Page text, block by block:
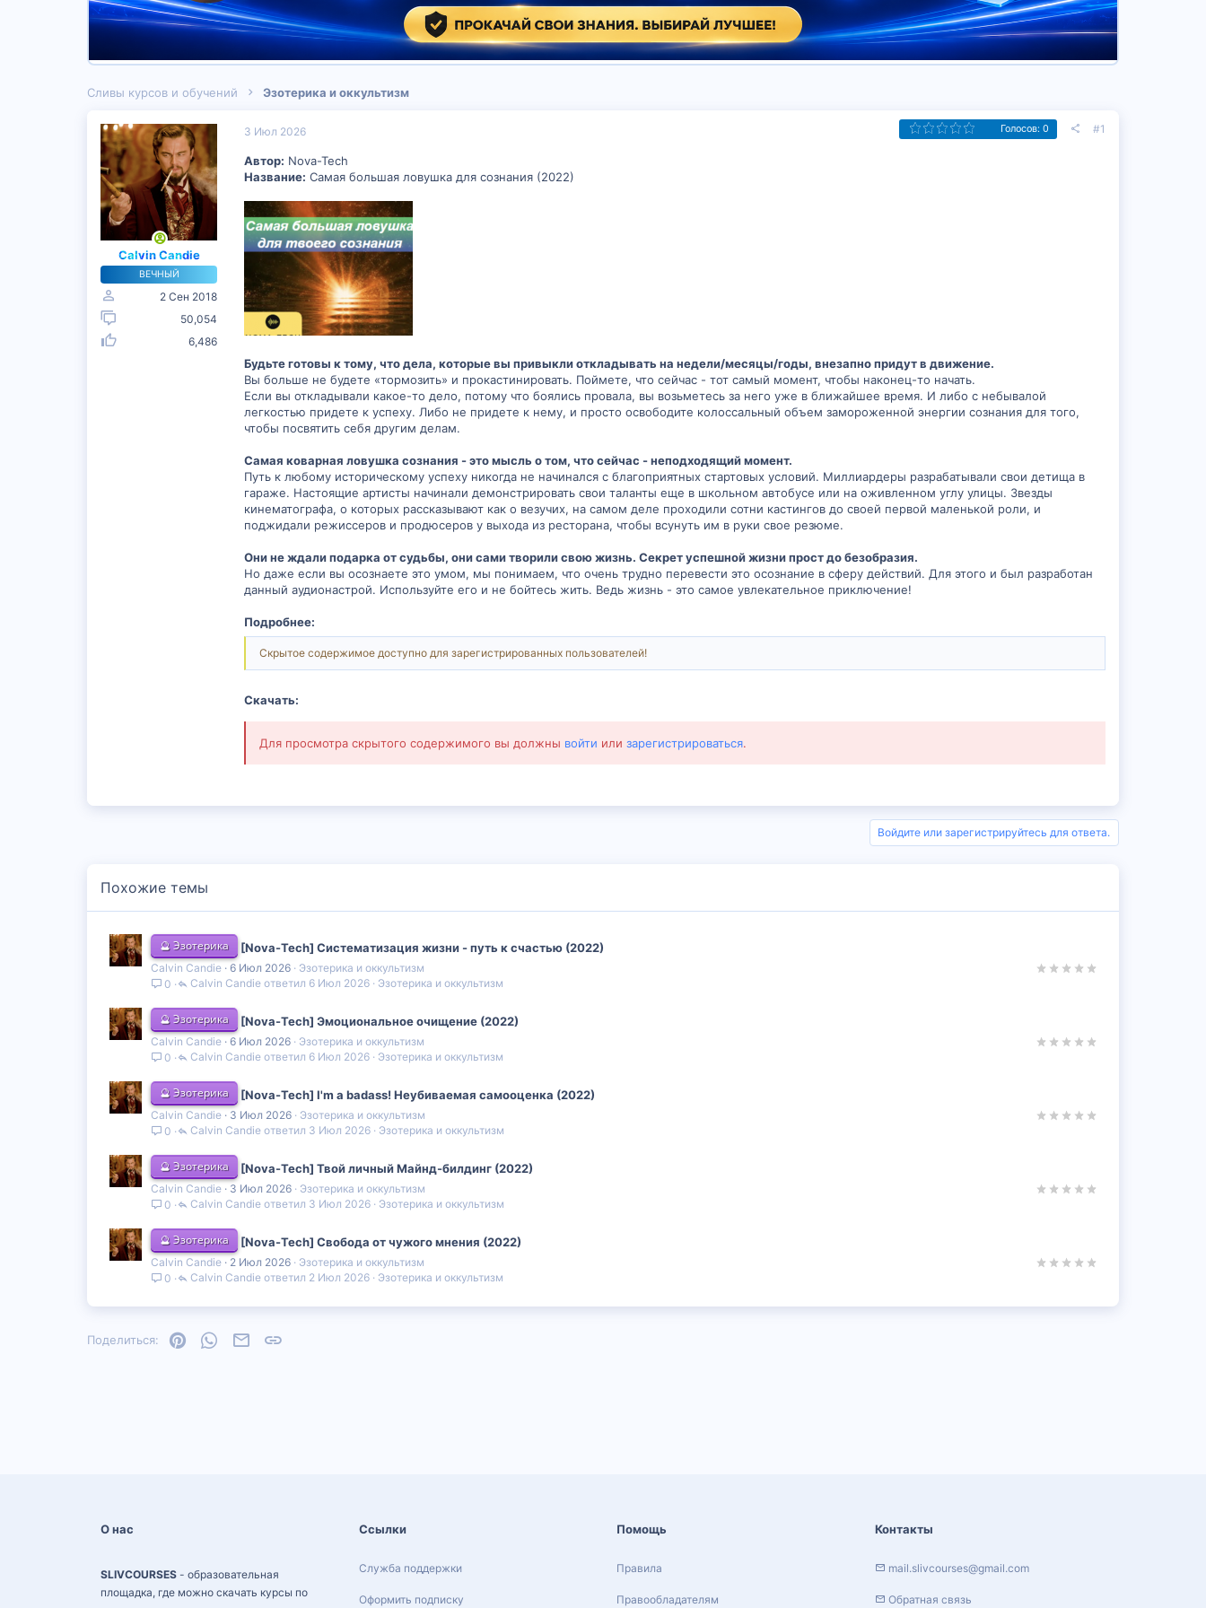
Сливы курсов и обучений Эзотерика и оккультизм
Calvin Candie
ВЕЧНЫЙ
2 Сен 2018
50,054
6,486
3 Июл 2026 Голосов: 0 #1
Автор: Nova-Tech
Название: Самая большая ловушка для сознания (2022)
Будьте готовы к тому, что дела, которые вы привыкли откладывать на недели/месяцы/годы, внезапно придут в движение.
Вы больше не будете «тормозить» и прокастинировать. Поймете, что сейчас - тот самый момент, чтобы наконец-то начать.
Если вы откладывали какое-то дело, потому что боялись провала, вы возьметесь за него уже в ближайшее время. И либо с небывалой
легкостью придете к успеху. Либо не придете к нему, и просто освободите колоссальный объем замороженной энергии сознания для того,
чтобы посвятить себя другим делам.
Самая коварная ловушка сознания - это мысль о том, что сейчас - неподходящий момент.
Путь к любому историческому успеху никогда не начинался с благоприятных стартовых условий. Миллиардеры разрабатывали свои детища в
гараже. Настоящие артисты начинали демонстрировать свои таланты еще в школьном автобусе или на оживленном углу улицы. Звезды
кинематографа, о которых рассказывают как о везучих, на самом деле проходили сотни кастингов до своей первой маленькой роли, и
поджидали режиссеров и продюсеров у выхода из ресторана, чтобы всунуть им в руки свое резюме.
Они не ждали подарка от судьбы, они сами творили свою жизнь. Секрет успешной жизни прост до безобразия.
Но даже если вы осознаете это умом, мы понимаем, что очень трудно перевести это осознание в сферу действий. Для этого и был разработан
данный аудионастрой. Используйте его и не бойтесь жить. Ведь жизнь - это самое увлекательное приключение!
Подробнее:
Скрытое содержимое доступно для зарегистрированных пользователей!
Скачать:
Для просмотра скрытого содержимого вы должны войти или зарегистрироваться.
Войдите или зарегистрируйтесь для ответа.
Похожие темы
🔮 Эзотерика [Nova-Tech] Систематизация жизни - путь к счастью (2022)
Calvin Candie 6 Июл 2026
Эзотерика и оккультизм
0
Эзотерика и оккультизм
6 Июл 2026
Calvin Candie
🔮 Эзотерика [Nova-Tech] Эмоциональное очищение (2022)
Calvin Candie 6 Июл 2026
Эзотерика и оккультизм
0
Эзотерика и оккультизм
6 Июл 2026
Calvin Candie
🔮 Эзотерика [Nova-Tech] I'm a badass! Неубиваемая самооценка (2022)
Calvin Candie 3 Июл 2026
Эзотерика и оккультизм
0
Эзотерика и оккультизм
3 Июл 2026
Calvin Candie
🔮 Эзотерика [Nova-Tech] Твой личный Майнд-билдинг (2022)
Calvin Candie 3 Июл 2026
Эзотерика и оккультизм
0
Эзотерика и оккультизм
3 Июл 2026
Calvin Candie
🔮 Эзотерика [Nova-Tech] Свобода от чужого мнения (2022)
Calvin Candie 2 Июл 2026
Эзотерика и оккультизм
0
Эзотерика и оккультизм
2 Июл 2026
Calvin Candie
Поделиться: PinterestWhatsAppЭлектронная почта
О нас
SLIVCOURSES - образовательная
площадка, где можно скачать курсы по
Ссылки
Служба поддержки
Оформить подписку
Помощь
Правила
Правообладателям
Контакты
mail.slivcourses@gmail.com
Обратная связь